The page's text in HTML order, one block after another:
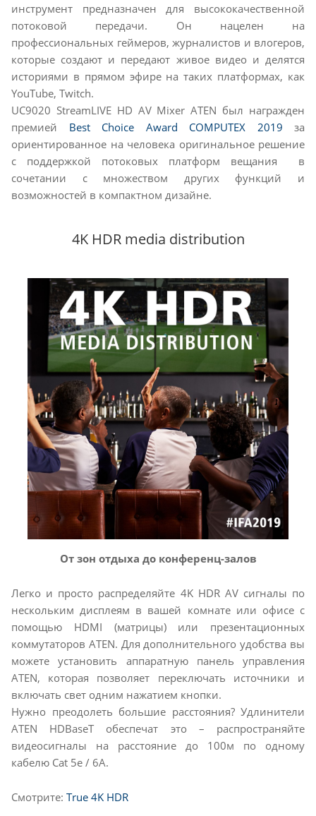
инструмент предназначен для высококачественной
потоковой передачи. Он нацелен на
профессиональных геймеров, журналистов и влогеров,
которые создают и передают живое видео и делятся
историями в прямом эфире на таких платформах, как
YouTube, Twitch.
UC9020 StreamLIVE HD AV Mixer ATEN был награжден
премией Best Choice Award COMPUTEX 2019 за
ориентированное на человека оригинальное решение
с поддержкой потоковых платформ вещания в
сочетании с множеством других функций и
возможностей в компактном дизайне.
4K HDR media distribution
От зон отдыха до конференц-залов
Легко и просто распределяйте 4K HDR AV сигналы по
нескольким дисплеям в вашей комнате или офисе с
помощью HDMI (матрицы) или презентационных
коммутаторов ATEN. Для дополнительного удобства вы
можете установить аппаратную панель управления
ATEN, которая позволяет переключать источники и
включать свет одним нажатием кнопки.
Нужно преодолеть большие расстояния? Удлинители
ATEN HDBaseT обеспечат это – распространяйте
видеосигналы на расстояние до 100м по одному
кабелю Cat 5e / 6A.
Смотрите: True 4K HDR